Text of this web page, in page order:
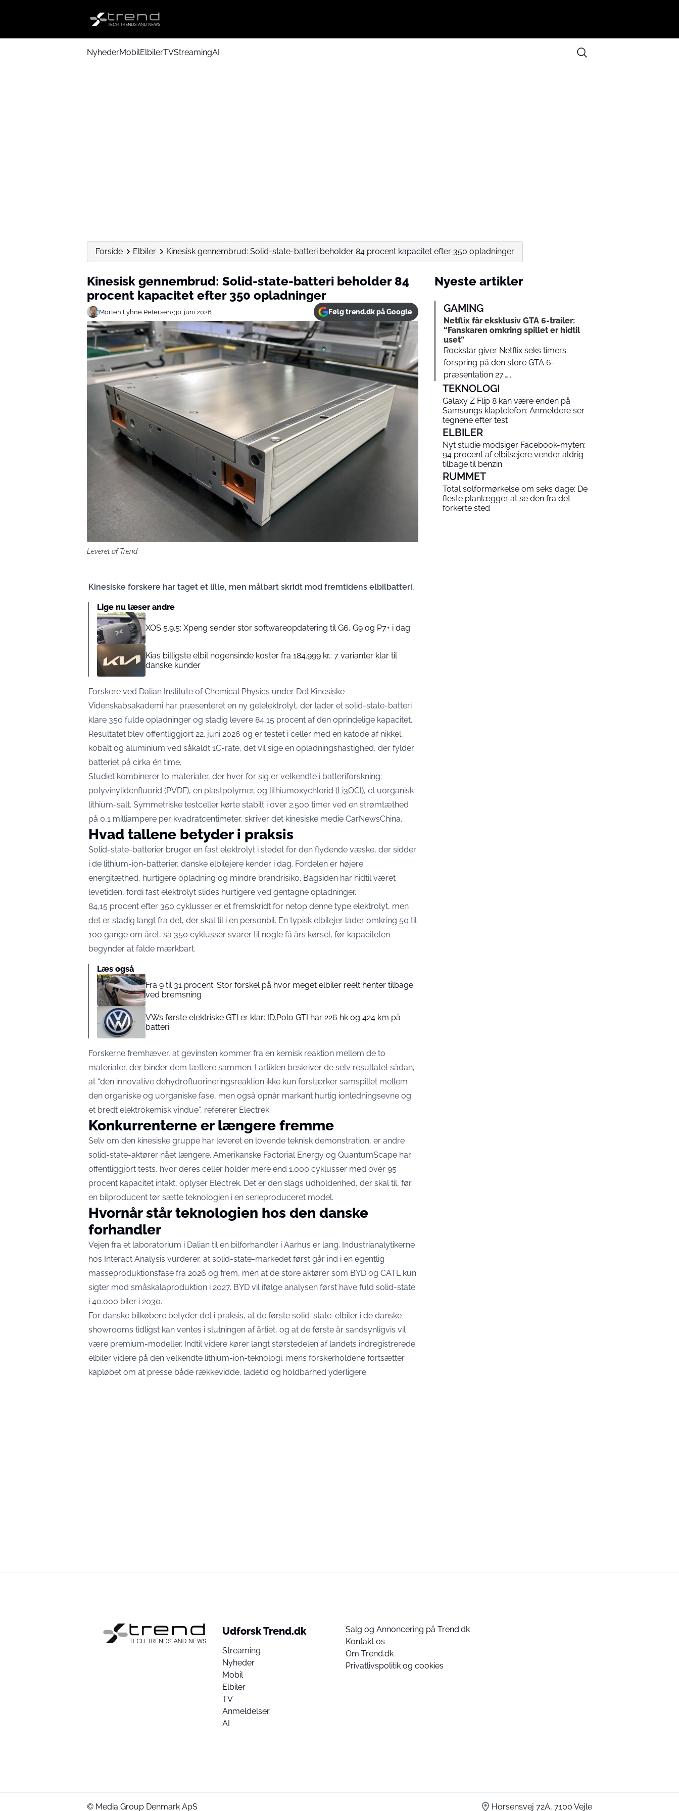
NyhederMobilElbilerTVStreamingAI
Forside Elbiler Kinesisk gennembrud: Solid-state-batteri beholder 84 procent kapacitet efter 350 opladninger
Kinesisk gennembrud: Solid-state-batteri beholder 84
procent kapacitet efter 350 opladninger
Morten Lyhne Petersen•30. juni 2026 Følg trend.dk på Google
Leveret af Trend
Kinesiske forskere har taget et lille, men målbart skridt mod fremtidens elbilbatteri.
Lige nu læser andre
XOS 5.9.5: Xpeng sender stor softwareopdatering til G6, G9 og P7+ i dag
Kias billigste elbil nogensinde koster fra 184.999 kr.: 7 varianter klar til
danske kunder
Forskere ved Dalian Institute of Chemical Physics under Det Kinesiske
Videnskabsakademi har præsenteret en ny gelelektrolyt, der lader et solid-state-batteri
klare 350 fulde opladninger og stadig levere 84,15 procent af den oprindelige kapacitet.
Resultatet blev offentliggjort 22. juni 2026 og er testet i celler med en katode af nikkel,
kobalt og aluminium ved såkaldt 1C-rate, det vil sige en opladningshastighed, der fylder
batteriet på cirka én time.
Studiet kombinerer to materialer, der hver for sig er velkendte i batteriforskning:
polyvinylidenfluorid (PVDF), en plastpolymer, og lithiumoxychlorid (Li3OCl), et uorganisk
lithium-salt. Symmetriske testceller kørte stabilt i over 2.500 timer ved en strømtæthed
på 0,1 milliampere per kvadratcentimeter, skriver det kinesiske medie CarNewsChina.
Hvad tallene betyder i praksis
Solid-state-batterier bruger en fast elektrolyt i stedet for den flydende væske, der sidder
i de lithium-ion-batterier, danske elbilejere kender i dag. Fordelen er højere
energitæthed, hurtigere opladning og mindre brandrisiko. Bagsiden har hidtil været
levetiden, fordi fast elektrolyt slides hurtigere ved gentagne opladninger.
84,15 procent efter 350 cyklusser er et fremskridt for netop denne type elektrolyt, men
det er stadig langt fra det, der skal til i en personbil. En typisk elbilejer lader omkring 50 til
100 gange om året, så 350 cyklusser svarer til nogle få års kørsel, før kapaciteten
begynder at falde mærkbart.
Læs også
Fra 9 til 31 procent: Stor forskel på hvor meget elbiler reelt henter tilbage
ved bremsning
VWs første elektriske GTI er klar: ID.Polo GTI har 226 hk og 424 km på
batteri
Forskerne fremhæver, at gevinsten kommer fra en kemisk reaktion mellem de to
materialer, der binder dem tættere sammen. I artiklen beskriver de selv resultatet sådan,
at “den innovative dehydrofluorineringsreaktion ikke kun forstærker samspillet mellem
den organiske og uorganiske fase, men også opnår markant hurtig ionledningsevne og
et bredt elektrokemisk vindue”, refererer Electrek.
Konkurrenterne er længere fremme
Selv om den kinesiske gruppe har leveret en lovende teknisk demonstration, er andre
solid-state-aktører nået længere. Amerikanske Factorial Energy og QuantumScape har
offentliggjort tests, hvor deres celler holder mere end 1.000 cyklusser med over 95
procent kapacitet intakt, oplyser Electrek. Det er den slags udholdenhed, der skal til, før
en bilproducent tør sætte teknologien i en serieproduceret model.
Hvornår står teknologien hos den danske
forhandler
Vejen fra et laboratorium i Dalian til en bilforhandler i Aarhus er lang. Industrianalytikerne
hos Interact Analysis vurderer, at solid-state-markedet først går ind i en egentlig
masseproduktionsfase fra 2026 og frem, men at de store aktører som BYD og CATL kun
sigter mod småskalaproduktion i 2027. BYD vil ifølge analysen først have fuld solid-state
i 40.000 biler i 2030.
For danske bilkøbere betyder det i praksis, at de første solid-state-elbiler i de danske
showrooms tidligst kan ventes i slutningen af årtiet, og at de første år sandsynligvis vil
være premium-modeller. Indtil videre kører langt størstedelen af landets indregistrerede
elbiler videre på den velkendte lithium-ion-teknologi, mens forskerholdene fortsætter
kapløbet om at presse både rækkevidde, ladetid og holdbarhed yderligere.
Nyeste artikler
GAMING
Netflix får eksklusiv GTA 6-trailer:
“Fanskaren omkring spillet er hidtil
uset”
Rockstar giver Netflix seks timers
forspring på den store GTA 6-
præsentation 27.…...
TEKNOLOGI
Galaxy Z Flip 8 kan være enden på
Samsungs klaptelefon: Anmeldere ser
tegnene efter test
ELBILER
Nyt studie modsiger Facebook-myten:
94 procent af elbilsejere vender aldrig
tilbage til benzin
RUMMET
Total solformørkelse om seks dage: De
fleste planlægger at se den fra det
forkerte sted
Udforsk Trend.dk
Streaming
Nyheder
Mobil
Elbiler
TV
Anmeldelser
AI
Salg og Annoncering på Trend.dk
Kontakt os
Om Trend.dk
Privatlivspolitik og cookies
© Media Group Denmark ApS Horsensvej 72A, 7100 Vejle